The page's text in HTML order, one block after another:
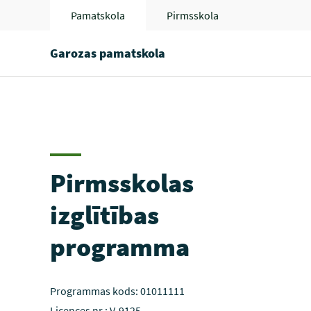
Pamatskola Pirmsskola
Garozas pamatskola
Pirmsskolas
izglītības
programma
Programmas kods: 01011111